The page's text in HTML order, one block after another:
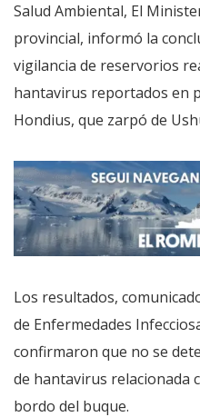
Salud Ambiental, El
provincial, informó la
vigilancia de reservorios
hantavirus reportados en
Hondius, que zarpó de
Los resultados,
de Enfermedades
confirmaron que no se
de hantavirus relacionada
bordo del buque.